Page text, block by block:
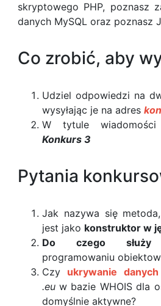
skryptowego PHP, poznasz
danych MySQL oraz poznasz
Co zrobić, aby
Udziel odpowiedzi na
wysyłając je na adres
W tytule
Konkurs 3
Pytania
Jak nazywa się
jest jako konstruktor w
Do czego służy
programowaniu
Czy ukrywanie
.euw bazie WHOIS dla
domyślnie aktywne?